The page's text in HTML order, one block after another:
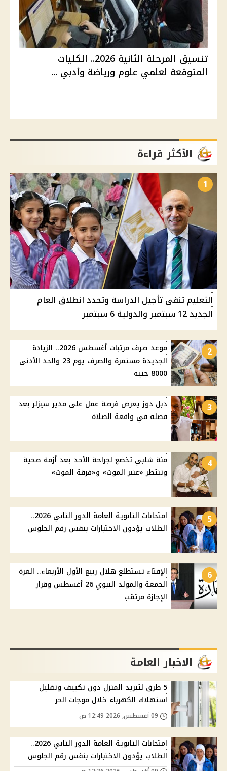
تنسيق المرحلة الثانية 2026.. الكليات
المتوقعة لعلمي علوم ورياضة وأدبي ...
الأكثر قراءة
1
التعليم تنفي تأجيل الدراسة وتحدد انطلاق العام
الجديد 12 سبتمبر والدولية 6 سبتمبر
2
موعد صرف مرتبات أغسطس 2026.. الزيادة
الجديدة مستمرة والصرف يوم 23 والحد الأدنى
8000 جنيه
3
دبل دوز يعرض فرصة عمل على مدير سيزلر بعد
فصله في واقعة الصلاة
4
منة شلبي تخضع لجراحة الأحد بعد أزمة صحية
وتنتظر «عنبر الموت» و«فرقة الموت»
5
امتحانات الثانوية العامة الدور الثاني 2026..
الطلاب يؤدون الاختبارات بنفس رقم الجلوس
6
الإفتاء تستطلع هلال ربيع الأول الأربعاء.. الغرة
الجمعة والمولد النبوي 26 أغسطس وقرار
الإجازة مرتقب
الاخبار العامة
5 طرق لتبريد المنزل دون تكييف وتقليل
استهلاك الكهرباء خلال موجات الحر
امتحانات الثانوية العامة الدور الثاني 2026..
الطلاب يؤدون الاختبارات بنفس رقم الجلوس